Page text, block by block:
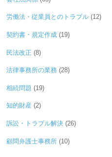
労働法・従業員とのトラブル (12)
契約書・規定作成 (19)
民法改正 (8)
法律事務所の業務 (28)
相続問題 (19)
知的財産 (2)
訴訟・トラブル解決 (26)
顧問弁護士事務所 (10)